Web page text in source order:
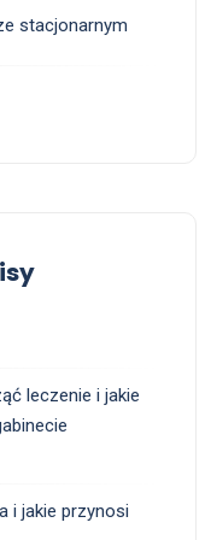
stacjonarnym
leczenie i jakie
i jakie przynosi